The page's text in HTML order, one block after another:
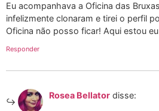
Eu acompanhava a Oficina das
infelizmente clonaram e tirei o perfil
Oficina não posso ficar! Aqui estou
Responder
Rosea Bellator disse: